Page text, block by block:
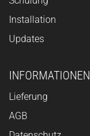
Installation
Updates
INFORMATIONEN
Lieferung
AGB